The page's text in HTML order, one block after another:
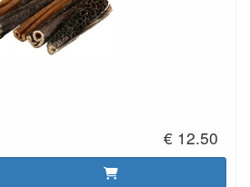
€ 12.50